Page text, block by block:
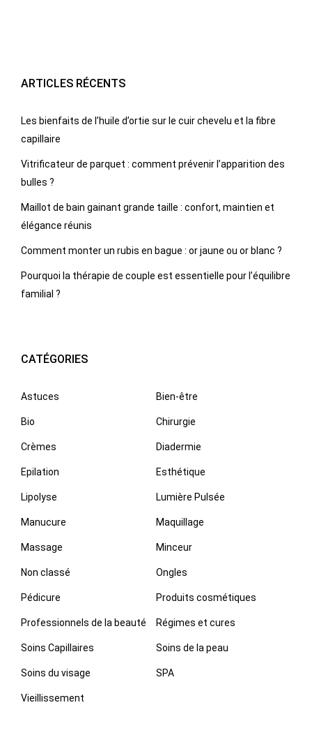
ARTICLES RÉCENTS
Les bienfaits de l’huile d’ortie sur le cuir chevelu et la fibre
capillaire
Vitrificateur de parquet : comment prévenir l’apparition des
bulles ?
Maillot de bain gainant grande taille : confort, maintien et
élégance réunis
Comment monter un rubis en bague : or jaune ou or blanc ?
Pourquoi la thérapie de couple est essentielle pour l’équilibre
familial ?
CATÉGORIES
Astuces Bien-être
Bio Chirurgie
Crèmes Diadermie
Epilation Esthétique
Lipolyse Lumière Pulsée
Manucure Maquillage
Massage Minceur
Non classé Ongles
Pédicure Produits cosmétiques
Professionnels de la beauté Régimes et cures
Soins Capillaires Soins de la peau
Soins du visage SPA
Vieillissement